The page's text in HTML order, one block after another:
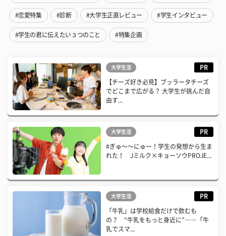
#恋愛特集 #診断 #大学生正直レビュー #学生インタビュー
#学生の君に伝えたい３つのこと #特集企画
大学生活 PR
【チーズ好き必見】ブッラータチーズ
でどこまで広がる？ 大学生が挑んだ自
由す...
大学生活 PR
#ぎゅ〜〜にゅー！学生の発想から生ま
れた！ Jミルク×キョーソウPROJE...
大学生活 PR
「牛乳」は学校給食だけで飲むも
の？ “牛乳をもっと身近に”――「牛
乳でスマ...